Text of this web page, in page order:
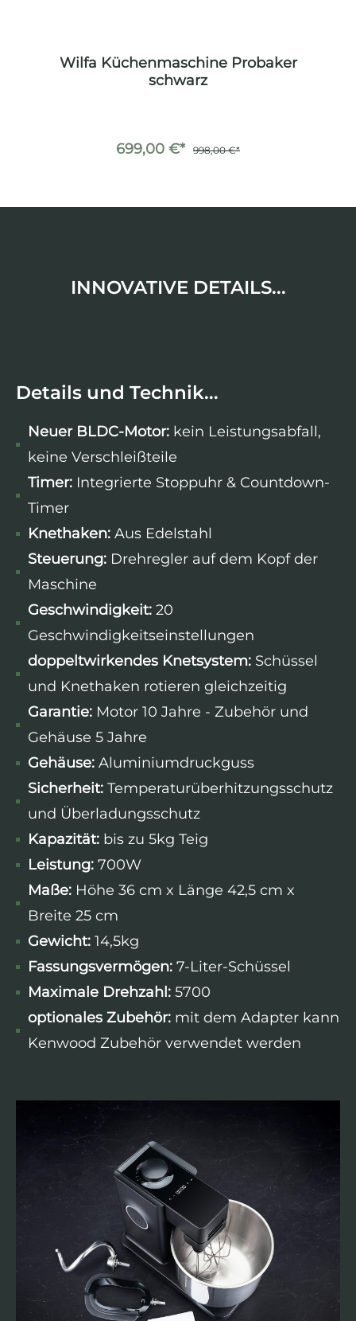
Wilfa Küchenmaschine Probaker
schwarz
699,00 €* 998,00 €*
INNOVATIVE DETAILS...
Details und Technik...
Neuer BLDC-Motor: kein Leistungsabfall,
keine Verschleißteile
Timer: Integrierte Stoppuhr & Countdown-
Timer
Knethaken: Aus Edelstahl
Steuerung: Drehregler auf dem Kopf der
Maschine
Geschwindigkeit: 20
Geschwindigkeitseinstellungen
doppeltwirkendes Knetsystem: Schüssel
und Knethaken rotieren gleichzeitig
Garantie: Motor 10 Jahre - Zubehör und
Gehäuse 5 Jahre
Gehäuse: Aluminiumdruckguss
Sicherheit: Temperaturüberhitzungsschutz
und Überladungsschutz
Kapazität: bis zu 5kg Teig
Leistung: 700W
Maße: Höhe 36 cm x Länge 42,5 cm x
Breite 25 cm
Gewicht: 14,5kg
Fassungsvermögen: 7-Liter-Schüssel
Maximale Drehzahl: 5700
optionales Zubehör: mit dem Adapter kann
Kenwood Zubehör verwendet werden